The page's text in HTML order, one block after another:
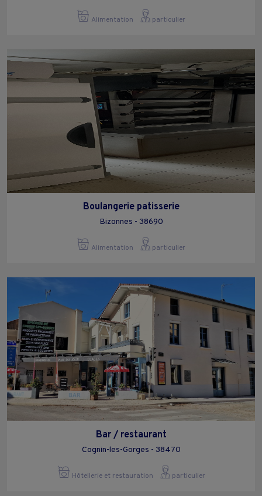
Alimentation particulier
Boulangerie patisserie
Bizonnes - 38690
Alimentation particulier
Bar / restaurant
Cognin-les-Gorges - 38470
Hôtellerie et restauration particulier